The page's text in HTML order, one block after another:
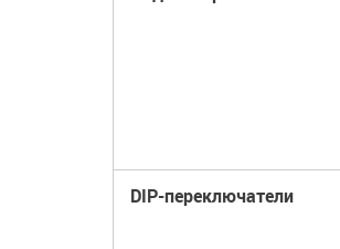
DIP-переключатели